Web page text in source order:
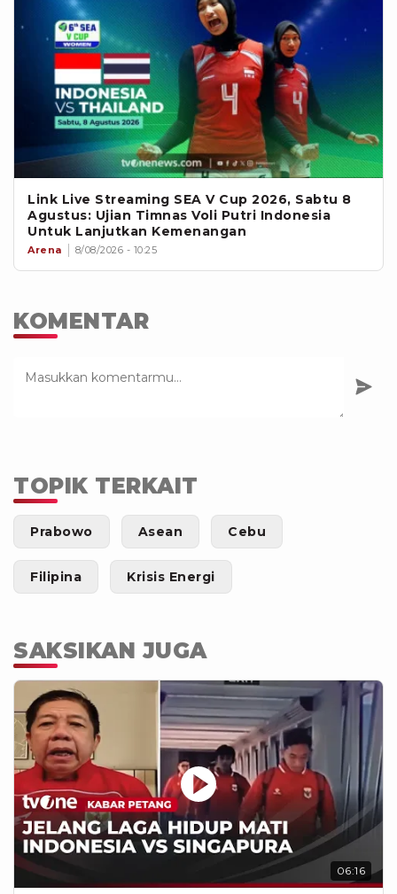
Link Live Streaming SEA V Cup 2026, Sabtu 8
Agustus: Ujian Timnas Voli Putri Indonesia
Untuk Lanjutkan Kemenangan
Arena 8/08/2026 - 10:25
KOMENTAR
TOPIK TERKAIT
Prabowo Asean Cebu
Filipina Krisis Energi
SAKSIKAN JUGA
06:16